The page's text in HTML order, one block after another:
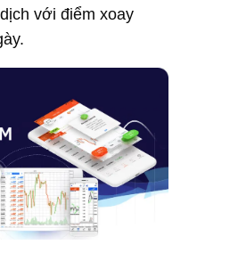
với điểm xoay